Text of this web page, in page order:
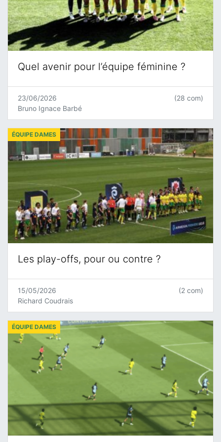
Quel avenir pour l’équipe féminine ?
23/06/2026
Bruno Ignace Barbé
(28 com)
Les play-offs, pour ou contre ?
ÉQUIPE DAMES
15/05/2026
Richard Coudrais
(2 com)
ÉQUIPE DAMES